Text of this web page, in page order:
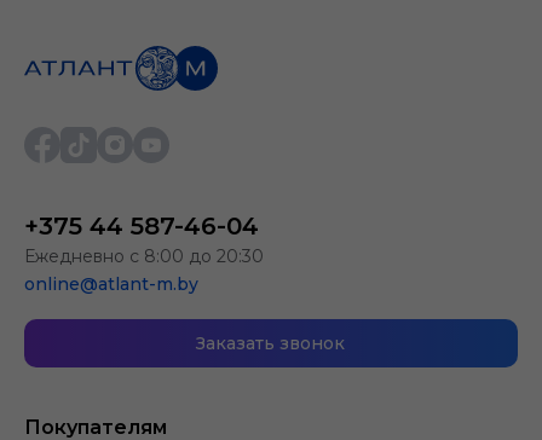
Покупателям
+375 44 587-46-04
Ежедневно с 8:00 до 20:30
online@atlant-m.by
Заказать звонок